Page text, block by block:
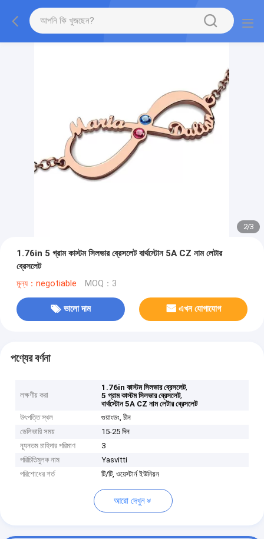
2/3
1.76in 5 গ্রাম কাস্টম সিলভার ব্রেসলেট বার্থস্টোন 5A CZ নাম লেটার
ব্রেসলেট
মূল্য：negotiable MOQ：3
ভালো দাম এখন যোগাযোগ
পণ্যের বর্ণনা
লক্ষণীয় করা
1.76in কাস্টম সিলভার ব্রেসলেট,
5 গ্রাম কাস্টম সিলভার ব্রেসলেট,
বার্থস্টোন 5A CZ নাম লেটার ব্রেসলেট
উৎপত্তি স্থল
গুয়াংডং, চীন
ডেলিভারি সময়
15-25 দিন
ন্যূনতম চাহিদার পরিমাণ
3
পরিচিতিমুলক নাম
Yasvitti
পরিশোধের শর্ত
টি/টি, ওয়েস্টার্ন ইউনিয়ন
আরো দেখুন